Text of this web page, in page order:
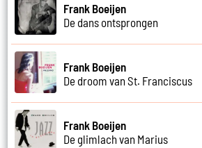
Frank Boeijen
De dans ontsprongen
Frank Boeijen
De droom van St. Franciscus
Frank Boeijen
De glimlach van Marius